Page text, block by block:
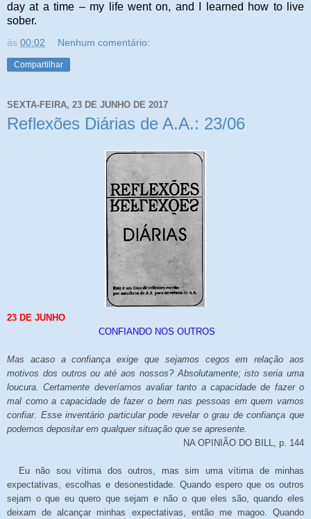
day at a time – my life went on, and I learned how to live
sober.
às 00:02 Nenhum comentário:
Compartilhar
SEXTA-FEIRA, 23 DE JUNHO DE 2017
Reflexões Diárias de A.A.: 23/06
23 DE JUNHO
CONFIANDO NOS OUTROS
Mas acaso a confiança exige que sejamos cegos em relação aos
motivos dos outros ou até aos nossos? Absolutamente; isto seria uma
loucura. Certamente deveríamos avaliar tanto a capacidade de fazer o
mal como a capacidade de fazer o bem nas pessoas em quem vamos
confiar. Esse inventário particular pode revelar o grau de confiança que
podemos depositar em qualquer situação que se apresente.
NA OPINIÃO DO BILL, p. 144
Eu não sou vítima dos outros, mas sim uma vítima de minhas
expectativas, escolhas e desonestidade. Quando espero que os outros
sejam o que eu quero que sejam e não o que eles são, quando eles
deixam de alcançar minhas expectativas, então me magoo. Quando